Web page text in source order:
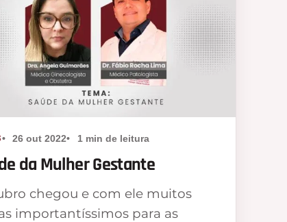
26 out 2022 1 min de leitura
da Mulher Gestante
chegou e com ele muitos
importantíssimos para as